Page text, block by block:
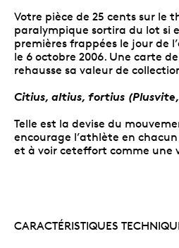
Votre pièce de 25 cents sur le
paralympique sortira du lot si
premières frappées le jour de
le 6 octobre 2006. Une carte
rehausse sa valeur de
Citius, altius, fortius
Telle est la devise du
encourage l’athlète en
et à voir ceteffort comme une
CARACTÉRISTIQUES